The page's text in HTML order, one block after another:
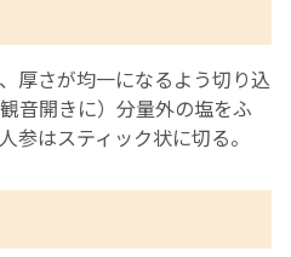
厚さが均一になるよう切り込
音開きに）分量外の塩をふ
参はスティック状に切る。